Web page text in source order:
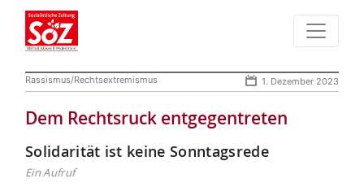
Rassismus/Rechtsextremismus 1. Dezember 2023
Dem Rechtsruck entgegentreten
Solidarität ist keine Sonntagsrede
Ein Aufruf